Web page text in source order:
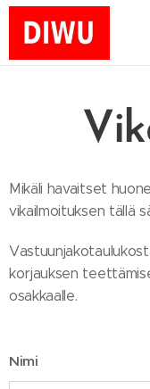
Mikäli havaitset
vikailmoituksen tällä
korjauksen
osakkaalle.
Nimi